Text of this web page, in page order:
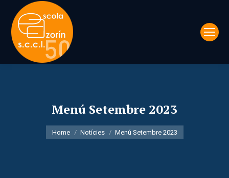
Menú Setembre 2023
You are here:
Home Notícies Menú Setembre 2023